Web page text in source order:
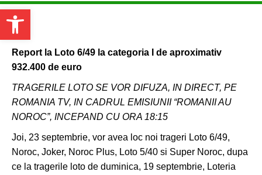
Open toolbar
Report la Loto 6/49 la categoria I de aproximativ
932.400 de euro
TRAGERILE LOTO SE VOR DIFUZA, IN DIRECT, PE
ROMANIA TV, IN CADRUL EMISIUNII “ROMANII AU
NOROC”, INCEPAND CU ORA 18:15
Joi, 23 septembrie, vor avea loc noi trageri Loto 6/49,
Noroc, Joker, Noroc Plus, Loto 5/40 si Super Noroc, dupa
ce la tragerile loto de duminica, 19 septembrie, Loteria